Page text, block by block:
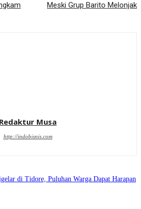
Meski Grup Barito Melonjak
Redaktur Musa
http://indobisnis.com
di Tidore, Puluhan Warga Dapat Harapan